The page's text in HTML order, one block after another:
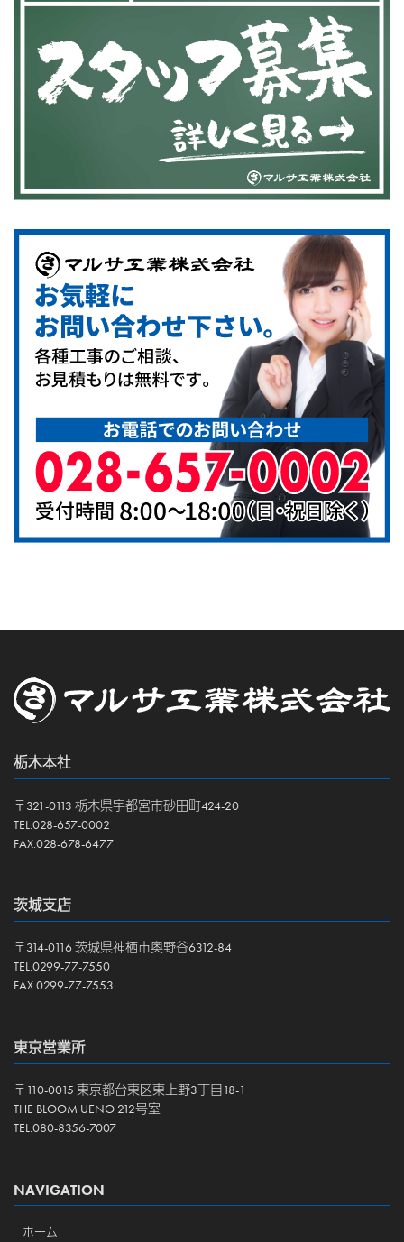
栃木本社
〒321-0113 栃木県宇都宮市砂田町424-20
TEL.028-657-0002
FAX.028-678-6477
茨城支店
〒314-0116 茨城県神栖市奥野谷6312-84
TEL.0299-77-7550
FAX.0299-77-7553
東京営業所
〒110-0015 東京都台東区東上野3丁目18-1
THE BLOOM UENO 212号室
TEL.080-8356-7007
NAVIGATION
ホーム